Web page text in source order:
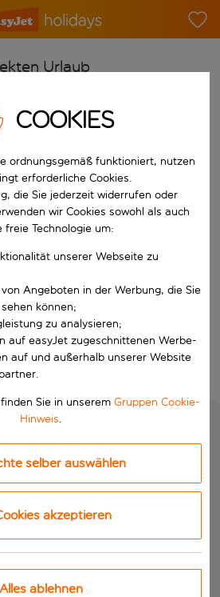
Urlaub
für die automatische
aus.
Suchen
COOKIES
ordnungsgemäß funktioniert, nutzen
erforderliche Cookies.
die Sie jederzeit widerrufen oder
wir Cookies sowohl als auch
freie Technologie um:
unserer Webseite zu
Angeboten in der Werbung, die Sie
können;
zu analysieren;
auf easyJet zugeschnittenen Werbe-
auf und außerhalb unserer Website
Sie in unserem Gruppen Cookie-
Hinweis.
selber auswählen
akzeptieren
Alles ablehnen